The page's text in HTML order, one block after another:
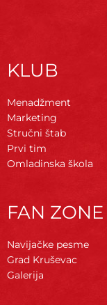
KLUB
Menadžment
Marketing
Stručni štab
Prvi tim
Omladinska škola
FAN ZONE
Navijačke pesme
Grad Kruševac
Galerija